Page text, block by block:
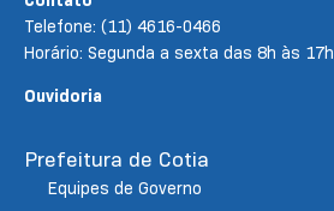
Telefone: (11) 4616-0466
Horário: Segunda a sexta das 8h às 17h
Ouvidoria
Prefeitura de Cotia
Equipes de Governo